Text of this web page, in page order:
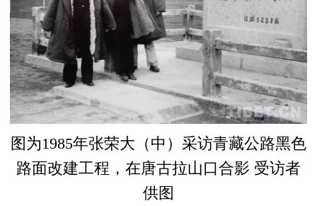
图为1985年张荣大（中）采访青藏公路黑色
路面改建工程，在唐古拉山口合影 受访者
供图